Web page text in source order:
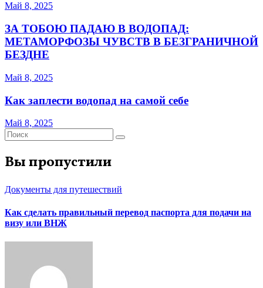
Май 8, 2025
ЗА ТОБОЮ ПАДАЮ В ВОДОПАД:
МЕТАМОРФОЗЫ ЧУВСТВ В БЕЗГРАНИЧНОЙ
БЕЗДНЕ
Май 8, 2025
Как заплести водопад на самой себе
Май 8, 2025
Вы пропустили
Документы для путешествий
Как сделать правильный перевод паспорта для подачи на
визу или ВНЖ